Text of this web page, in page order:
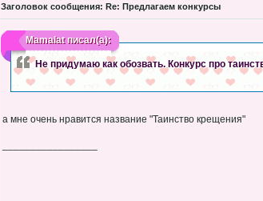
Заголовок сообщения: Re: Предлагаем конкурсы
Mamalatписал(а):
Не придумаю как обозвать. Конкурс про
а мне очень нравится название "Таинство крещения"